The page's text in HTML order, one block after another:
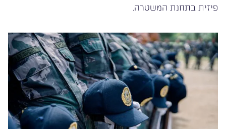
פיזית בתחנת המשטרה.